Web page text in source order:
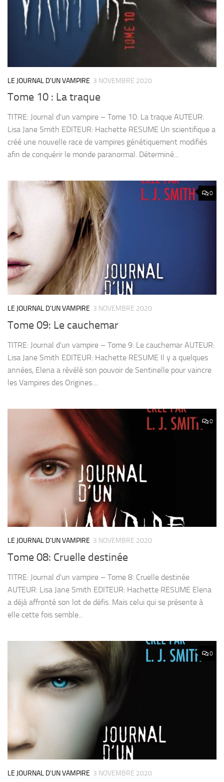
LE JOURNAL D'UN VAMPIRE 3 NOVEMBRE 2020
Tome 10 : La traque
TITRE: Journal d’un vampire – Tome 10: La traque AUTEUR:
Lisa Jane Smith EDITEUR: Hachette RESUME Un scientifique a
créé une nouvelle race de vampires génétiquement modifiés
afin de conquérir le monde paranormal. Déterminé...
0
LE JOURNAL D'UN VAMPIRE 3 NOVEMBRE 2020
Tome 09: Le cauchemar
TITRE: Journal d’un vampire – Tome 9: Le cauchemar AUTEUR:
Lisa Jane Smith EDITEUR: Hachette RESUME Il y a quelques
années, Elena a révélé son pouvoir de Sentinelle pour vaincre
les Vampires des Origines....
0
LE JOURNAL D'UN VAMPIRE 3 NOVEMBRE 2020
Tome 08: Cruelle destinée
TITRE: Journal d’un vampire – Tome 8: Cruelle destinée
AUTEUR: Lisa Jane Smith EDITEUR: Hachette RESUME Elena
a déjà affronté son lot de défis. Mais celui qui se présente à
elle cette fois semble...
0
LE JOURNAL D'UN VAMPIRE 3 NOVEMBRE 2020